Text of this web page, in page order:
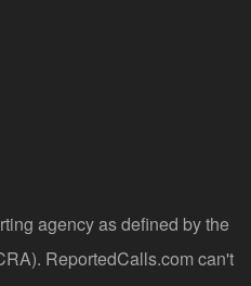
agency as defined by the
ReportedCalls.com can't